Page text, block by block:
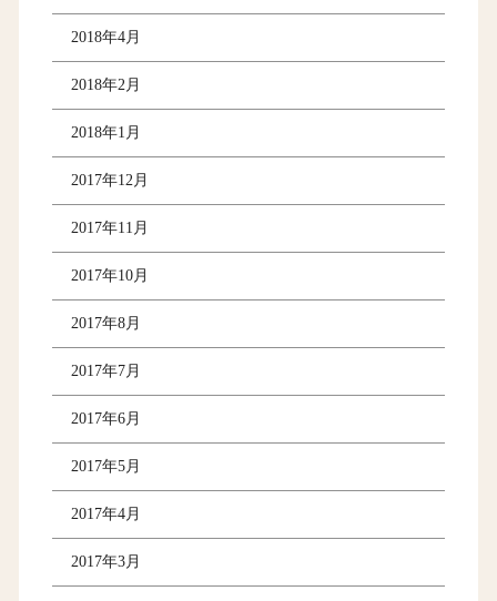
2018年4月
2018年2月
2018年1月
2017年12月
2017年11月
2017年10月
2017年8月
2017年7月
2017年6月
2017年5月
2017年4月
2017年3月